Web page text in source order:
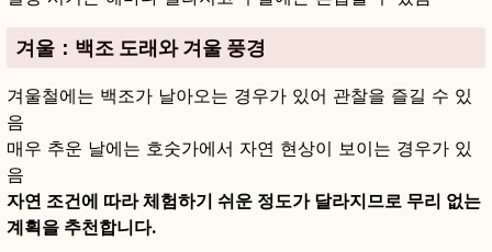
겨울 ：백조 도래와 겨울 풍경
겨울철에는 백조가 날아오는 경우가 있어 관찰을 즐길 수 있
음
매우 추운 날에는 호숫가에서 자연 현상이 보이는 경우가 있
음
자연 조건에 따라 체험하기 쉬운 정도가 달라지므로 무리 없는
계획을 추천합니다.